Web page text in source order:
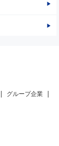
グループ企業